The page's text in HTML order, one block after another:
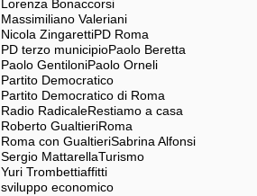
Lorenza Bonaccorsi
Massimiliano Valeriani
Nicola ZingarettiPD Roma
PD terzo municipioPaolo Beretta
Paolo GentiloniPaolo Orneli
Partito Democratico
Partito Democratico di Roma
Radio RadicaleRestiamo a casa
Roberto GualtieriRoma
Roma con GualtieriSabrina Alfonsi
Sergio MattarellaTurismo
Yuri Trombettiaffitti
sviluppo economico